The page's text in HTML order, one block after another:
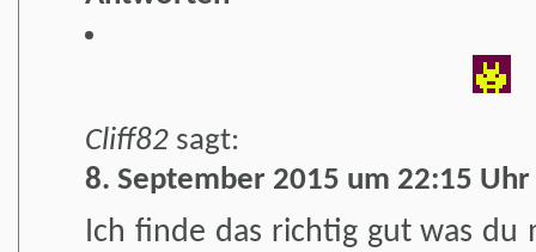
Cliff82 sagt:
8. September 2015 um 22:15 Uhr
Ich finde das richtig gut was du